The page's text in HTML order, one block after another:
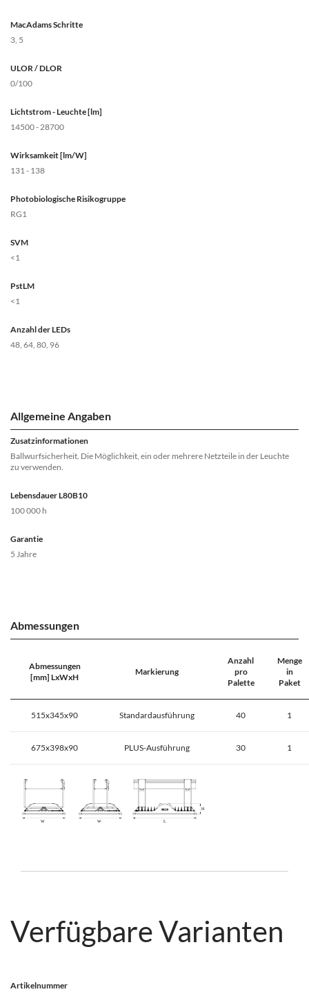
MacAdams Schritte
3, 5
ULOR / DLOR
0/100
Lichtstrom - Leuchte [lm]
14500 - 28700
Wirksamkeit [lm/W]
131 - 138
Photobiologische Risikogruppe
RG1
SVM
<1
PstLM
<1
Anzahl der LEDs
48, 64, 80, 96
Allgemeine Angaben
Zusatzinformationen
Ballwurfsicherheit. Die Möglichkeit, ein oder mehrere Netzteile in der Leuchte
zu verwenden.
Lebensdauer L80B10
100 000 h
Garantie
5 Jahre
Abmessungen
Abmessungen
[mm] LxWxH
Markierung
Anzahl
pro
Palette
Menge
in
Paket
515x345x90 Standardausführung 40 1
675x398x90 PLUS-Ausführung 30 1
Verfügbare Varianten
Artikelnummer